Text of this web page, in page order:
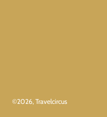
©2026, Travelcircus